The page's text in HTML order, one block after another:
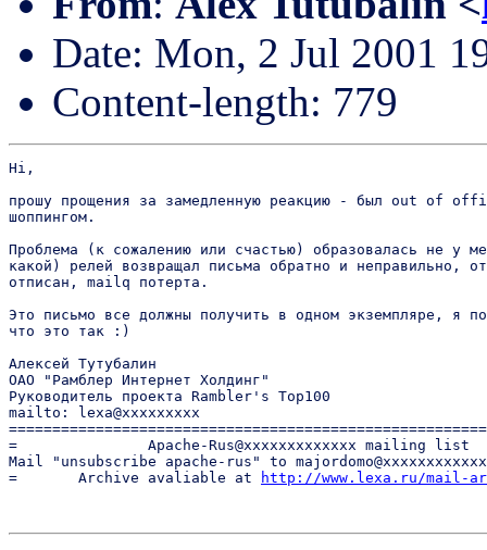
Date: Mon, 2 Jul 2001
Content-length: 779
Hi,
прошу прощения за замедленную реакцию - был out of
шоппингом.
Проблема (к сожалению или счастью) образовалась не у
какой) релей возвращал письма обратно и неправильно,
отписан, mailq потерта.
Это письмо все должны получить в одном экземпляре, я
что это так :)
Алексей Тутубалин
ОАО "Рамблер Интернет Холдинг"
Руководитель проекта Rambler's Top100
mailto: lexa@xxxxxxxxx
=               Apache-Rus@xxxxxxxxxxxxx
Mail "unsubscribe apache-rus" to
=       Archive avaliable at
http://www.lexa.ru/mail-